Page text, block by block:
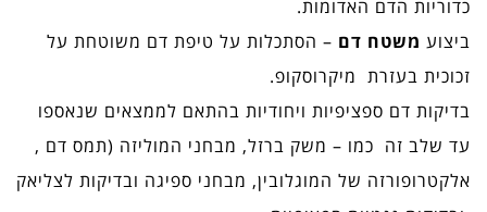
כדוריות הדם האדומות.
ביצוע משטח דם – הסתכלות על טיפת דם משוטחת על
זכוכית בעזרת מיקרוסקופ.
בדיקות דם ספציפיות ויחודיות בהתאם לממצאים שנאספו
עד שלב זה כמו – משק ברזל, מבחני המוליזה (תמס דם ,
אלקטרופורזה של המוגלובין, מבחני ספיגה ובדיקות לצליאק